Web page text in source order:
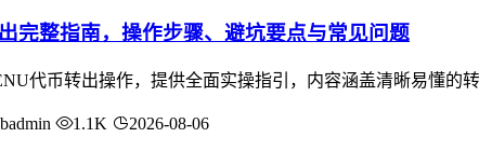
完整指南，操作步骤、避坑要点与常见问题
代币转出操作，提供全面实操指引，内容涵盖清晰易懂
1.1K 2026-08-06